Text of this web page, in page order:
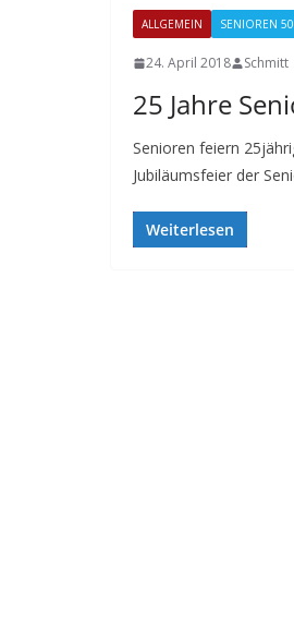
ALLGEMEIN SENIOREN
24. April 2018 Schmitt
25 Jahre
Senioren feiern
Jubiläumsfeier der
Weiterlesen